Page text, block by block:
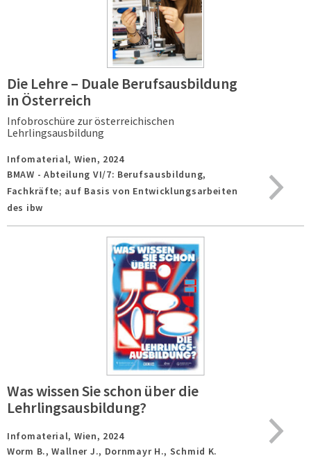
Die Lehre – Duale Berufsausbildung
in Österreich
Infobroschüre zur österreichischen
Lehrlingsausbildung
Infomaterial, Wien, 2024
BMAW - Abteilung VI/7: Berufsausbildung,
Fachkräfte; auf Basis von Entwicklungsarbeiten
des ibw
Was wissen Sie schon über die
Lehrlingsausbildung?
Infomaterial, Wien, 2024
Worm B., Wallner J., Dornmayr H., Schmid K.